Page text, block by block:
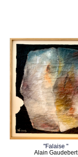
"Falaise "
Alain Gaudebert